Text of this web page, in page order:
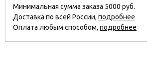
Минимальная сумма заказа 5000 руб.
Доставка по всей России, подробнее
Оплата любым способом, подробнее